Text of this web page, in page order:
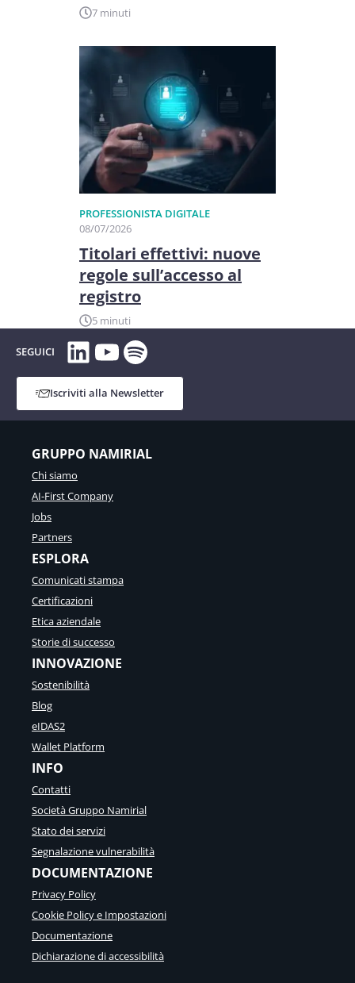
7 minuti
PROFESSIONISTA DIGITALE
08/07/2026
Titolari effettivi: nuove
regole sull’accesso al
registro
5 minuti
SEGUICI LinkedIn
YouTube
Spotify
Iscriviti alla Newsletter
GRUPPO NAMIRIAL
Chi siamo
AI-First Company
Jobs
Partners
ESPLORA
Comunicati stampa
Certificazioni
Etica aziendale
Storie di successo
INNOVAZIONE
Sostenibilità
Blog
eIDAS2
Wallet Platform
INFO
Contatti
Società Gruppo Namirial
Stato dei servizi
Segnalazione vulnerabilità
DOCUMENTAZIONE
Privacy Policy
Cookie Policy e Impostazioni
Documentazione
Dichiarazione di accessibilità